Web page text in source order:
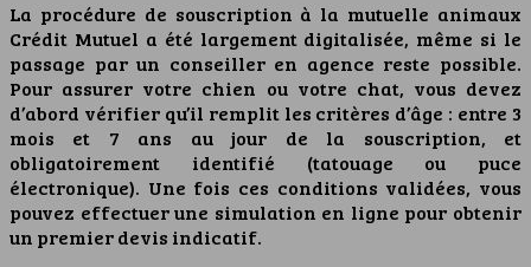
La procédure de souscription à la mutuelle animaux
Crédit Mutuel a été largement digitalisée, même si le
passage par un conseiller en agence reste possible.
Pour assurer votre chien ou votre chat, vous devez
d’abord vérifier qu’il remplit les critères d’âge : entre 3
mois et 7 ans au jour de la souscription, et
obligatoirement identifié (tatouage ou puce
électronique). Une fois ces conditions validées, vous
pouvez effectuer une simulation en ligne pour obtenir
un premier devis indicatif.